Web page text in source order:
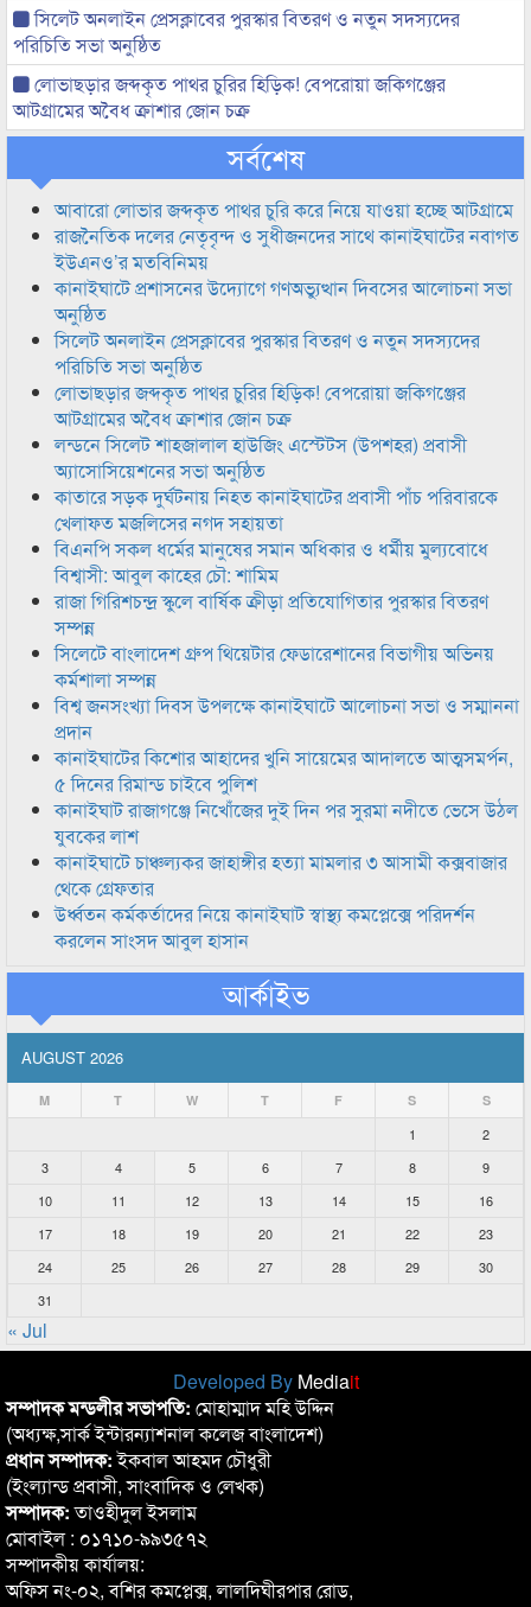
সিলেট অনলাইন প্রেসক্লাবের পুরস্কার বিতরণ ও নতুন সদস্যদের
পরিচিতি সভা অনুষ্ঠিত
লোভাছড়ার জব্দকৃত পাথর চুরির হিড়িক! বেপরোয়া জকিগঞ্জের
আটগ্রামের অবৈধ ক্রাশার জোন চক্র
সর্বশেষ
আবারো লোভার জব্দকৃত পাথর চুরি করে নিয়ে যাওয়া হচ্ছে আটগ্রামে
রাজনৈতিক দলের নেতৃবৃন্দ ও সুধীজনদের সাথে কানাইঘাটের নবাগত
ইউএনও’র মতবিনিময়
কানাইঘাটে প্রশাসনের উদ্যোগে গণঅভ্যুত্থান দিবসের আলোচনা সভা
অনুষ্ঠিত
সিলেট অনলাইন প্রেসক্লাবের পুরস্কার বিতরণ ও নতুন সদস্যদের
পরিচিতি সভা অনুষ্ঠিত
লোভাছড়ার জব্দকৃত পাথর চুরির হিড়িক! বেপরোয়া জকিগঞ্জের
আটগ্রামের অবৈধ ক্রাশার জোন চক্র
লন্ডনে সিলেট শাহজালাল হাউজিং এস্টেটস (উপশহর) প্রবাসী
অ্যাসোসিয়েশনের সভা অনুষ্ঠিত
কাতারে সড়ক দুর্ঘটনায় নিহত কানাইঘাটের প্রবাসী পাঁচ পরিবারকে
খেলাফত মজলিসের নগদ সহায়তা
বিএনপি সকল ধর্মের মানুষের সমান অধিকার ও ধর্মীয় মুল্যবোধে
বিশ্বাসী: আবুল কাহের চৌ: শামিম
রাজা গিরিশচন্দ্র স্কুলে বার্ষিক ক্রীড়া প্রতিযোগিতার পুরস্কার বিতরণ
সম্পন্ন
সিলেটে বাংলাদেশ গ্রুপ থিয়েটার ফেডারেশানের বিভাগীয় অভিনয়
কর্মশালা সম্পন্ন
বিশ্ব জনসংখ্যা দিবস উপলক্ষে কানাইঘাটে আলোচনা সভা ও সম্মাননা
প্রদান
কানাইঘাটের কিশোর আহাদের খুনি সায়েমের আদালতে আত্মসমর্পন,
৫ দিনের রিমান্ড চাইবে পুলিশ
কানাইঘাট রাজাগঞ্জে নিখোঁজের দুই দিন পর সুরমা নদীতে ভেসে উঠল
যুবকের লাশ
কানাইঘাটে চাঞ্চল্যকর জাহাঙ্গীর হত্যা মামলার ৩ আসামী কক্সবাজার
থেকে গ্রেফতার
উর্ধ্বতন কর্মকর্তাদের নিয়ে কানাইঘাট স্বাস্থ্য কমপ্লেক্সে পরিদর্শন
করলেন সাংসদ আবুল হাসান
আর্কাইভ
AUGUST 2026
M T W T F S S
1
2
3
4 5 6 7 8
9
10
11 12 13 14 15
16
17
18 19 20 21 22
23
24
25 26 27 28 29
30
31
« Jul
Developed By Mediait
সম্পাদক মন্ডলীর সভাপতি: মোহাম্মাদ মহি উদ্দিন
(অধ্যক্ষ,সার্ক ইন্টারন্যাশনাল কলেজ বাংলাদেশ)
প্রধান সম্পাদক:ইকবাল আহমদ চৌধুরী
(ইংল্যান্ড প্রবাসী, সাংবাদিক ও লেখক)
সম্পাদক:তাওহীদুল ইসলাম
মোবাইল : ০১৭১০-৯৯৩৫৭২
সম্পাদকীয় কার্যালয়:
অফিস নং-০২, বশির কমপ্লেক্স, লালদিঘীরপার রোড,